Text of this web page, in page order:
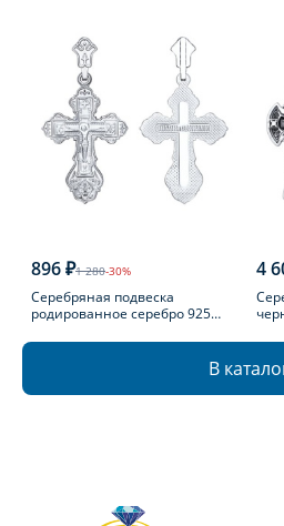
896 ₽1 280-30%
Серебряная подвеска
родированное серебро 925
4
В